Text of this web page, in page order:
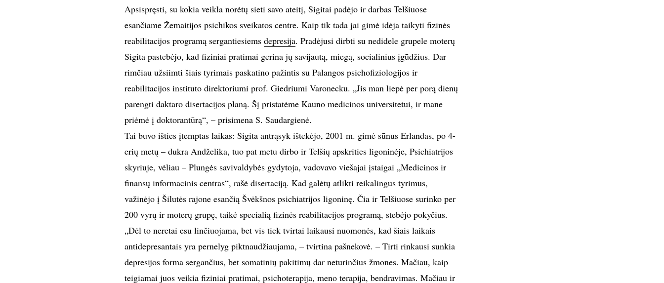
Apsispręsti, su kokia veikla norėtų sieti savo ateitį, Sigitai padėjo ir darbas Telšiuose
esančiame Žemaitijos psichikos sveikatos centre. Kaip tik tada jai gimė idėja taikyti fizinės
reabilitacijos programą sergantiesiems depresija. Pradėjusi dirbti su nedidele grupele moterų
Sigita pastebėjo, kad fiziniai pratimai gerina jų savijautą, miegą, socialinius įgūdžius. Dar
rimčiau užsiimti šiais tyrimais paskatino pažintis su Palangos psichofiziologijos ir
reabilitacijos instituto direktoriumi prof. Giedriumi Varonecku. „Jis man liepė per porą dienų
parengti daktaro disertacijos planą. Šį pristatėme Kauno medicinos universitetui, ir mane
priėmė į doktorantūrą“, – prisimena S. Saudargienė.
Tai buvo išties įtemptas laikas: Sigita antrąsyk ištekėjo, 2001 m. gimė sūnus Erlandas, po 4-
erių metų – dukra Andželika, tuo pat metu dirbo ir Telšių apskrities ligoninėje, Psichiatrijos
skyriuje, vėliau – Plungės savivaldybės gydytoja, vadovavo viešajai įstaigai „Medicinos ir
finansų informacinis centras“, rašė disertaciją. Kad galėtų atlikti reikalingus tyrimus,
važinėjo į Šilutės rajone esančią Švėkšnos psichiatrijos ligoninę. Čia ir Telšiuose surinko per
200 vyrų ir moterų grupę, taikė specialią fizinės reabilitacijos programą, stebėjo pokyčius.
„Dėl to neretai esu linčiuojama, bet vis tiek tvirtai laikausi nuomonės, kad šiais laikais
antidepresantais yra pernelyg piktnaudžiaujama, – tvirtina pašnekovė. – Tirti rinkausi sunkia
depresijos forma sergančius, bet somatinių pakitimų dar neturinčius žmones. Mačiau, kaip
teigiamai juos veikia fiziniai pratimai, psichoterapija, meno terapija, bendravimas. Mačiau ir